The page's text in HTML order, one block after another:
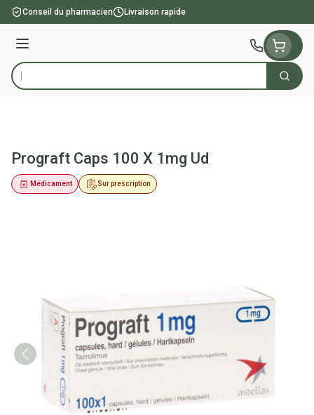
Aller au contenu
Conseil du pharmacien Livraison rapide
Menu
Rechercher
Prograft Caps 100 X 1mg Ud
Sur prescription
Médicament